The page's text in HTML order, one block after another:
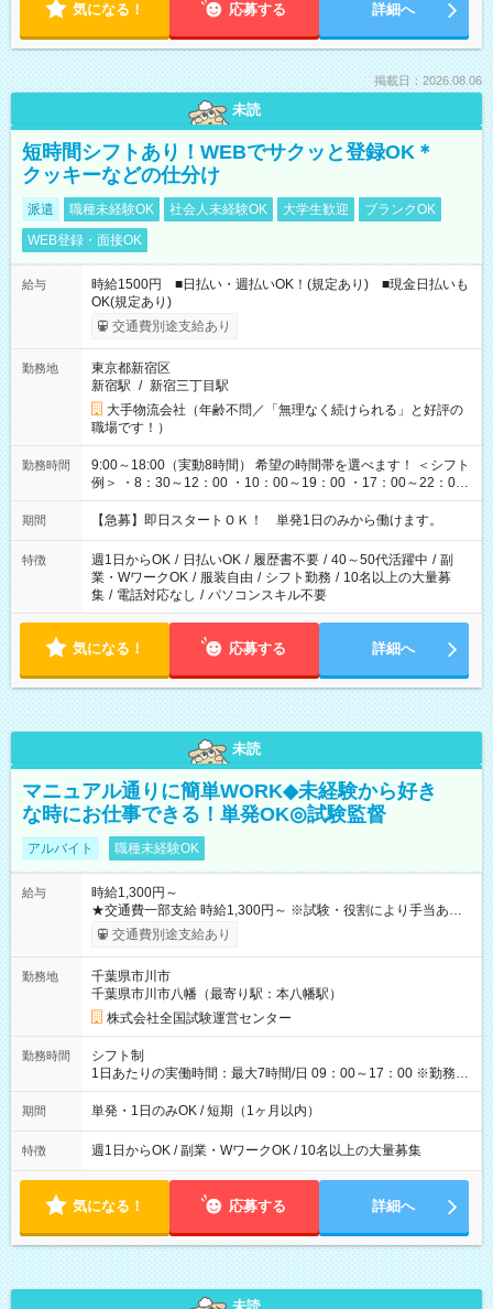
気になる！ 応募する 詳細へ
掲載日：2026.08.06
未読
短時間シフトあり！WEBでサクッと登録OK＊
クッキーなどの仕分け
派遣 職種未経験OK 社会人未経験OK 大学生歓迎
ブランクOK
WEB登録・面接OK
給与
時給1500円 ■日払い・週払いOK！(規定あり) ■現金日払いも
OK(規定あり)
交通費別途支給あり
勤務地
東京都新宿区
新宿駅 / 新宿三丁目駅
大手物流会社（年齢不問／「無理なく続けられる」と好評の
職場です！）
勤務時間
9:00～18:00（実動8時間） 希望の時間帯を選べます！ ＜シフト
例＞ ・8：30～12：00 ・10：00～19：00 ・17：00～22：00
・13：00～22：00 ・22：00～翌6：00 など
期間 【急募】即日スタートＯＫ！ 単発1日のみから働けます。
特徴 週1日からOK / 日払いOK / 履歴書不要 / 40～50代活躍中 / 副
業・WワークOK / 服装自由 / シフト勤務 / 10名以上の大量募
集 / 電話対応なし / パソコンスキル不要
気になる！ 応募する 詳細へ
未読
マニュアル通りに簡単WORK◆未経験から好き
な時にお仕事できる！単発OK◎試験監督
アルバイト 職種未経験OK
給与
時給1,300円～
★交通費一部支給 時給1,300円～ ※試験・役割により手当あり
※勤務回数により昇給あり 【即給（前払い）オプションあ
り！】 希望される場合、勤務から1週間ほどで給与の一部を受け
例】 ・河合塾模擬試験 8:30～17:30（休憩1時間） 時給1,300円
×8時間＝日収10,400円＋交通費 ※当日の役割により時給＋100
円の場合あり ・国家試験 7:00～13:30（休憩なし） 時給1,300
円（役割手当＋100円）×6時間＝日収8,400円＋交通費 【試用期
間】試用期間なし
交通費別途支給あり
勤務地
千葉県市川市
千葉県市川市八幡（最寄り駅：本八幡駅）
株式会社全国試験運営センター
勤務時間
シフト制
1日あたりの実働時間：最大7時間/日 09：00～17：00 ※勤務時
間は 試験により異なります。
期間 単発・1日のみOK / 短期（1ヶ月以内）
特徴 週1日からOK / 副業・WワークOK / 10名以上の大量募集
気になる！ 応募する 詳細へ